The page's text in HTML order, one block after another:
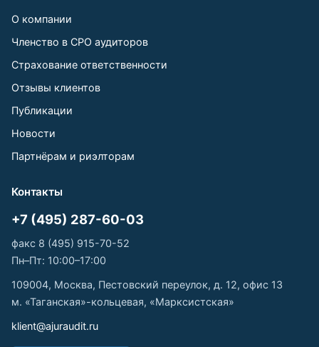
О компании
Членство в СРО аудиторов
Страхование ответственности
Отзывы клиентов
Публикации
Новости
Партнёрам и риэлторам
Контакты
+7 (495) 287-60-03
факс 8 (495) 915-70-52
Пн–Пт: 10:00–17:00
109004, Москва, Пестовский переулок, д. 12, офис 13
м. «Таганская»-кольцевая, «Марксистская»
klient@ajuraudit.ru